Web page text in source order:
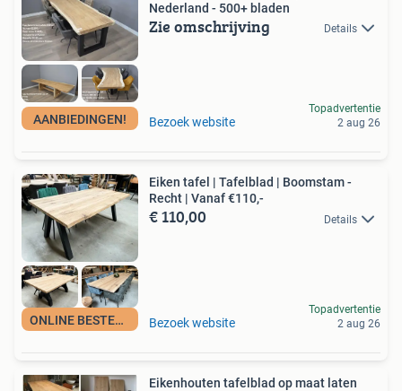
AANBIEDINGEN!
Nederland - 500+ bladen
Zie omschrijving Details
Bezoek website
Topadvertentie
2 aug 26
ONLINE BESTELBAAR
Eiken tafel | Tafelblad | Boomstam -
Recht | Vanaf €110,-
€ 110,00 Details
Bezoek website
Topadvertentie
2 aug 26
Eikenhouten tafelblad op maat laten